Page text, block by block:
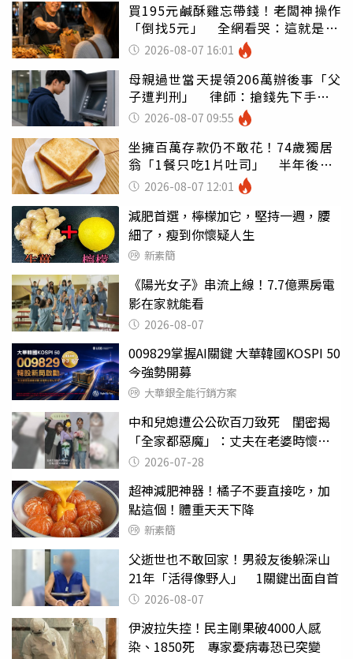
買195元鹹酥雞忘帶錢！老闆神操作
「倒找5元」 全網看哭：這就是台
灣 2026-08-07 16:01
母親過世當天提領206萬辦後事「父
子遭判刑」 律師：搶錢先下手是
罪 2026-08-07 09:55
坐擁百萬存款仍不敢花！74歲獨居
翁「1餐只吃1片吐司」 半年後暴
瘦嚇壞女兒
2026-08-07 12:01
減肥首選，檸檬加它，堅持一週，腰
細了，瘦到你懷疑人生
新素簡
《陽光女子》串流上線！7.7億票房電
影在家就能看
2026-08-07
009829掌握AI關鍵 大華韓國KOSPI 50
今強勢開募
大華銀全能行銷方案
中和兒媳遭公公砍百刀致死 閨密揭
「全家都惡魔」：丈夫在老婆時懷孕
摔東西
2026-07-28
超神減肥神器！橘子不要直接吃，加
點這個！體重天天下降
新素簡
父逝世也不敢回家！男殺友後躲深山
21年「活得像野人」 1關鍵出面自首
2026-08-07
伊波拉失控！民主剛果破4000人感
染、1850死 專家憂病毒恐已突變